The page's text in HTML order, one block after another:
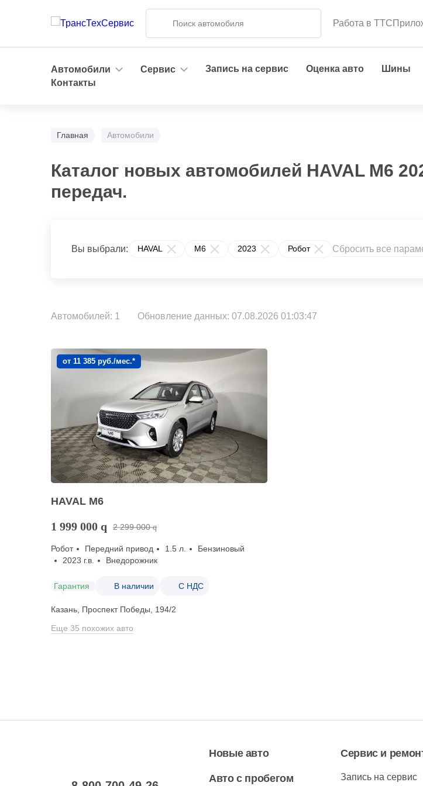
Работа в ТТС
Автомобили Сервис Запись на сервис Оценка авто Шины
Контакты
Главная Автомобили
Каталог новых автомобилей HAVAL M6
передач.
Вы выбрали: HAVAL M6 2023 Робот Сбросить все
Автомобилей: 1 Обновление данных: 07.08.2026 01:03:47
от 11 385 руб./мес.*
HAVAL M6
1 999 000 q 2 299 000 q
Робот Передний привод 1.5 л.
Бензиновый
2023 г.в.
Внедорожник
Гарантия В наличии С НДС
Казань, Проспект Победы, 194/2
Еще 35 похожих авто
Новые авто
Авто с пробегом
Сервис и
Запись на сервис